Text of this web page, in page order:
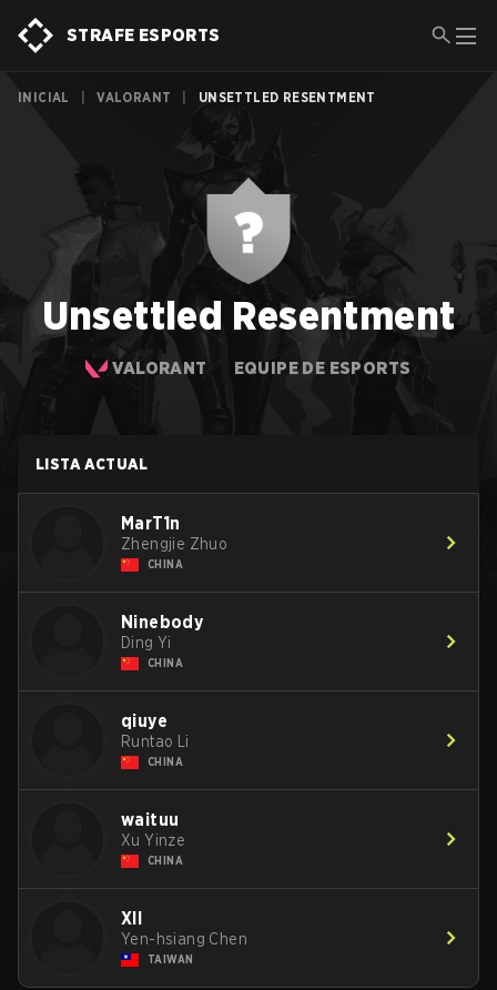
STRAFE ESPORTS
INICIAL VALORANT UNSETTLED RESENTMENT
Unsettled Resentment
VALORANT EQUIPE DE ESPORTS
LISTA ACTUAL
MarT1n
Zhengjie Zhuo
CHINA
Ninebody
Ding Yi
CHINA
qiuye
Runtao Li
CHINA
waituu
Xu Yinze
CHINA
XII
Yen-hsiang Chen
TAIWAN